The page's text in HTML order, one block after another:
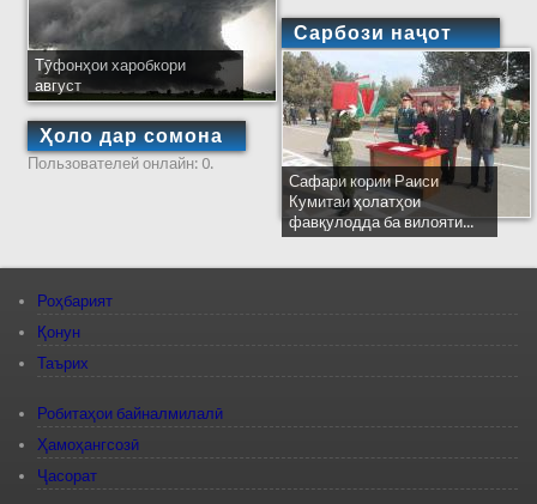
Тӯфонҳои харобкори
август
Ҳоло дар сомона
Пользователей онлайн: 0.
Сарбози наҷот
Сафари кории Раиси
Кумитаи ҳолатҳои
фавқулодда ба вилояти...
Роҳбарият
Қонун
Таърих
Робитаҳои байналмилалӣ
Ҳамоҳангсозӣ
Ҷасорат